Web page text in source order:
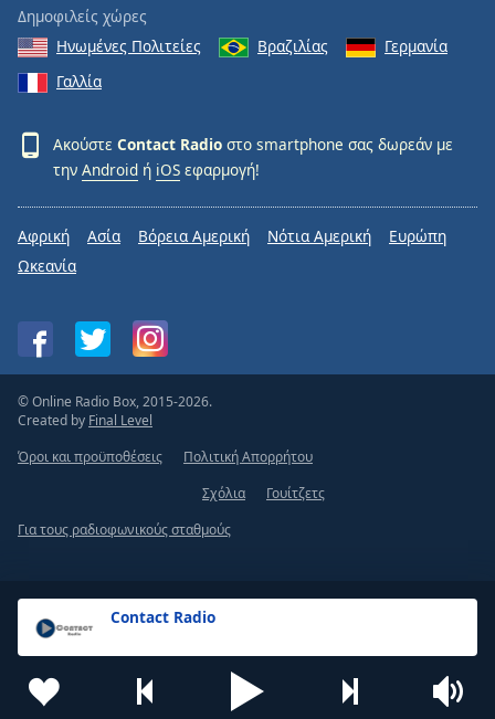
dialog
window.
Contact Radio
Δημοφιλείς χώρες
Ηνωμένες Πολιτείες
Βραζιλίας
Γερμανία
Γαλλία
Ακούστε Contact Radio στο smartphone σας δωρεάν με
την Android ή iOS εφαρμογή!
Αφρική Ασία Βόρεια Αμερική Νότια Αμερική
Ευρώπη
Ωκεανία
© Online Radio Box, 2015-2026.
Created by Final Level
Όροι και προϋποθέσεις
Πολιτική Απορρήτου
Σχόλια
Γουίτζετς
Για τους ραδιοφωνικούς σταθμούς